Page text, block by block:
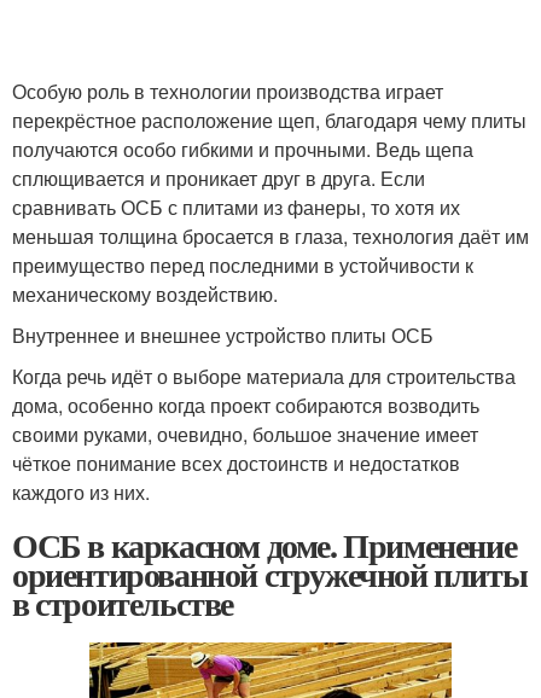
Особую роль в технологии производства играет
перекрёстное расположение щеп, благодаря чему плиты
получаются особо гибкими и прочными. Ведь щепа
сплющивается и проникает друг в друга. Если
сравнивать ОСБ с плитами из фанеры, то хотя их
меньшая толщина бросается в глаза, технология даёт им
преимущество перед последними в устойчивости к
механическому воздействию.
Внутреннее и внешнее устройство плиты ОСБ
Когда речь идёт о выборе материала для строительства
дома, особенно когда проект собираются возводить
своими руками, очевидно, большое значение имеет
чёткое понимание всех достоинств и недостатков
каждого из них.
ОСБ в каркасном доме. Применение
ориентированной стружечной плиты
в строительстве